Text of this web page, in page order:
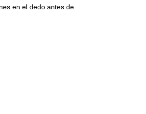
en el dedo antes de